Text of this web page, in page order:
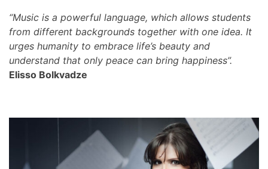
“Music is a powerful language, which allows students
from different backgrounds together with one idea. It
urges humanity to embrace life’s beauty and
understand that only peace can bring happiness”.
Elisso Bolkvadze